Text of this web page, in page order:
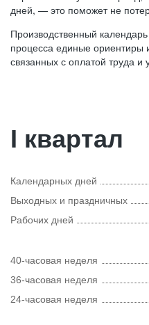
дней, — это поможет не
Производственный
процесса единые ориентиры
связанных с оплатой труда и
I квартал
Календарных дней
Выходных и праздничных
Рабочих дней
40-часовая неделя
36-часовая неделя
24-часовая неделя